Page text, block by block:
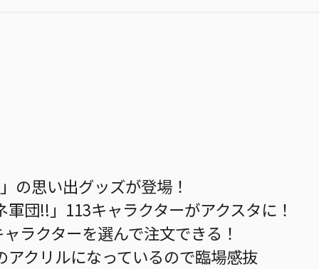
の思い出グッズが登場！
団!!」113キャラクターがアクスタに！
ラクターを選んで注文できる！
クリルになっているので臨場感抜